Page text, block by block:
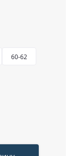
60-62